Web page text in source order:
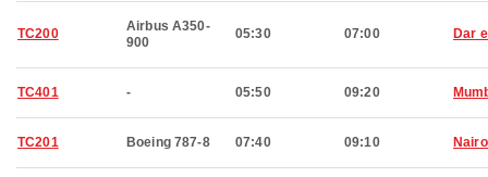
TC200
Airbus A350-
900
05:30 07:00 Dar
TC401 - 05:50 09:20
TC201 Boeing 787-8 07:40 09:10